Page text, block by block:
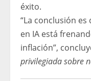
éxito.
“La conclusión
en IA está
inflación”,
privilegiada sobre